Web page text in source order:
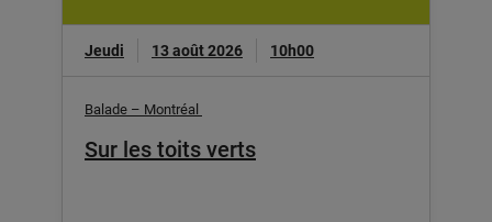
Jeudi 13 août 2026 10h00
Balade – Montréal
Sur les toits verts